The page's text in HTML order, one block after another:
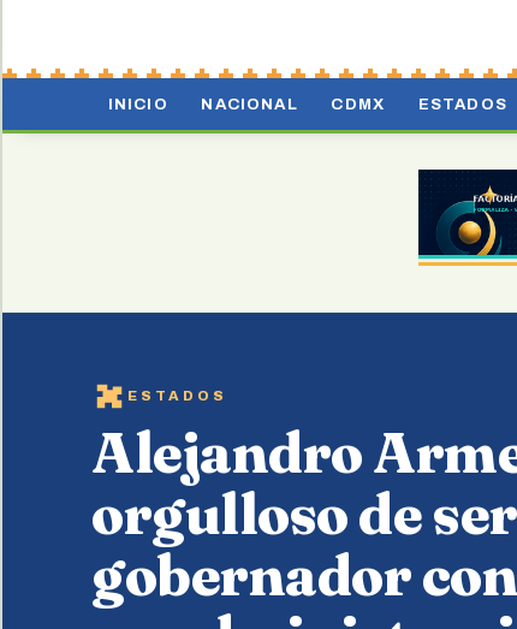
INICIO NACIONAL CDMX ESTADOS
ESTADOS
Alejandro
orgulloso de
gobernador